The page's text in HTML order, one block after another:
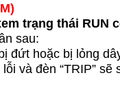
trạng thái RUN
sau:
đứt hoặc bị lỏng
và đèn “TRIP” sẽ